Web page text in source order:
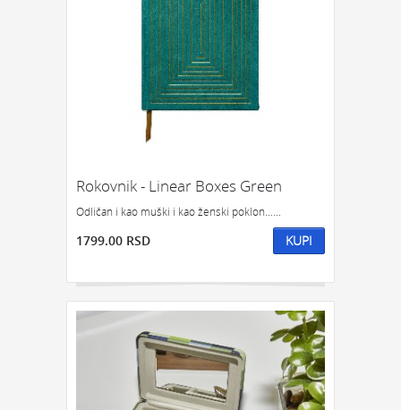
Rokovnik - Linear Boxes Green
Odličan i kao muški i kao ženski poklon......
1799.00 RSD KUPI